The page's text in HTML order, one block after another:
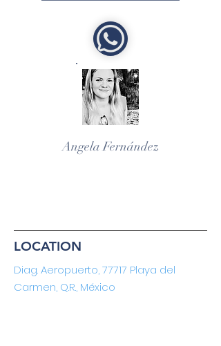
Angela Fernández
LOCATION
Diag. Aeropuerto, 77717 Playa del
Carmen, Q.R., México